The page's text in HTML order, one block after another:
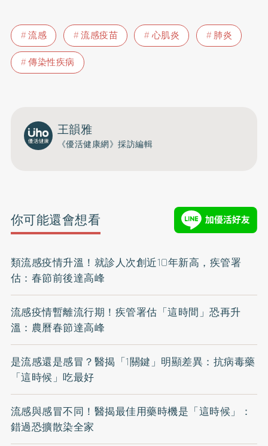
流感 流感疫苗 心肌炎
肺炎
傳染性疾病
王韻雅
《優活健康網》採訪編輯
你可能還會想看
類流感疫情升溫！就診人次創近10年新高，疾管署
估：春節前後達高峰
流感疫情暫離流行期！疾管署估「這時間」恐再升
溫：農曆春節達高峰
是流感還是感冒？醫揭「1關鍵」明顯差異：抗病毒藥
「這時候」吃最好
流感與感冒不同！醫揭最佳用藥時機是「這時候」：
錯過恐擴散染全家